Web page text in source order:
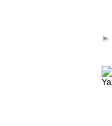
►